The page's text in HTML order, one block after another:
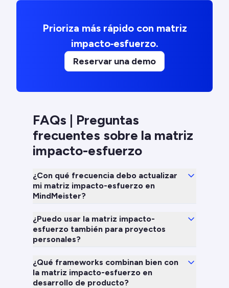
Prioriza más rápido con matriz
impacto‑esfuerzo.
Reservar una demo
FAQs | Preguntas
frecuentes sobre la matriz
impacto-esfuerzo
¿Con qué frecuencia debo actualizar
mi matriz impacto-esfuerzo en
MindMeister?
¿Puedo usar la matriz impacto-
esfuerzo también para proyectos
personales?
¿Qué frameworks combinan bien con
la matriz impacto-esfuerzo en
desarrollo de producto?